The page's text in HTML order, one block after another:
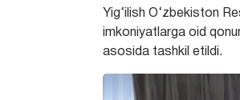
Yig‘ilish O‘zbekiston
imkoniyatlarga oid
asosida tashkil etildi.